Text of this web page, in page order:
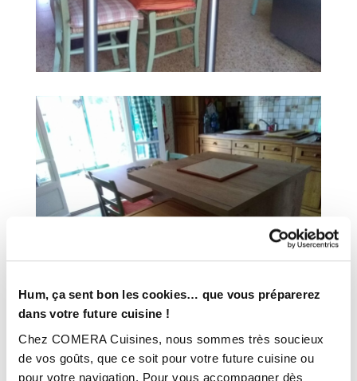
Hum, ça sent bon les cookies… que vous préparerez
dans votre future cuisine !
Chez COMERA Cuisines, nous sommes très soucieux
de vos goûts, que ce soit pour votre future cuisine ou
pour votre navigation. Pour vous accompagner dès
INFORMATIONS